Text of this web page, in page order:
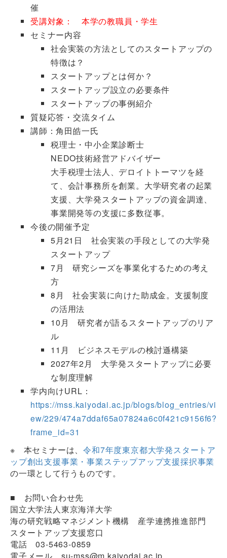
催
受講対象： 本学の教職員・学生
セミナー内容
社会実装の方法としてのスタートアップの
特徴は？
スタートアップとは何か？
スタートアップ設立の必要条件
スタートアップの事例紹介
質疑応答・交流タイム
講師：角田皓一氏
税理士・中小企業診断士
NEDO技術経営アドバイザー
大手税理士法人、デロイトトーマツを経
て、会計事務所を創業。大学研究者の起業
支援、大学発スタートアップの資金調達、
事業開発等の支援に多数従事。
今後の開催予定
5月21日 社会実装の手段としての大学発
スタートアップ
7月 研究シーズを事業化するための考え
方
8月 社会実装に向けた助成金。支援制度
の活用法
10月 研究者が語るスタートアップのリア
ル
11月 ビジネスモデルの検討遜構築
2027年2月 大学発スタートアップに必要
な制度理解
学内向けURL：
https://mss.kaiyodai.ac.jp/blogs/blog_entries/vi
ew/229/474a7ddaf65a07824a6c0f421c9156f6?
frame_id=31
※ 本セミナーは、令和7年度東京都大学発スタートア
ップ創出支援事業・事業ステップアップ支援採択事業
の一環として行うものです。
■ お問い合わせ先
国立大学法人東京海洋大学
海の研究戦略マネジメント機構 産学連携推進部門
スタートアップ支援窓口
電話 03-5463-0859